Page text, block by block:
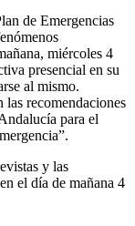
de Emergencias
miércoles 4
presencial en su
al mismo.
recomendaciones
para el
y las
el día de mañana 4